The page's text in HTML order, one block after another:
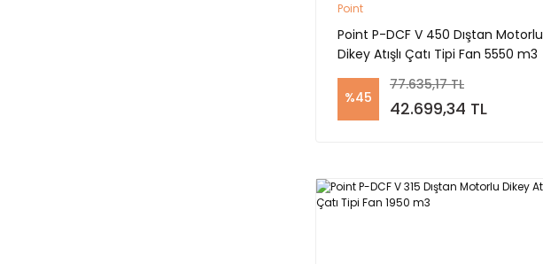
Point
Point P-DCF V 450 Dıştan Motorlu
Dikey Atışlı Çatı Tipi Fan 5550 m3
%45
77.635,17 TL
42.699,34 TL